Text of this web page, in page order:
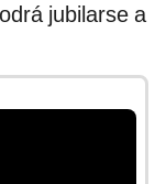
jubilarse a